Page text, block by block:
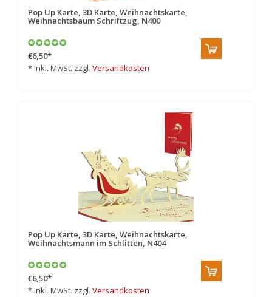
Pop Up Karte, 3D Karte, Weihnachtskarte,
Weihnachtsbaum Schriftzug, N400
€6,50*
* Inkl. MwSt. zzgl. Versandkosten
Pop Up Karte, 3D Karte, Weihnachtskarte,
Weihnachtsmann im Schlitten, N404
€6,50*
* Inkl. MwSt. zzgl. Versandkosten